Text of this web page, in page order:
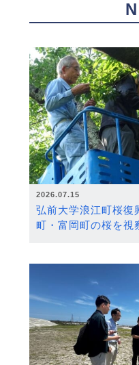
2026.07.15
弘前大学浪江町桜
町・富岡町の桜を視